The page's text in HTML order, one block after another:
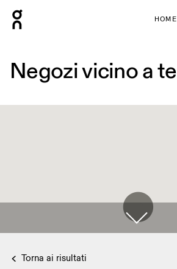
HOME
Negozi vicino a te
Torna ai risultati